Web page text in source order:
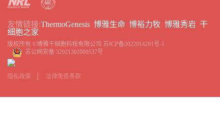
友情链接:ThermoGenesis 博雅生命 博裕力牧 博雅秀岩 干
细胞之家
版权所有 ©博雅干细胞科技有限公司 苏ICP备2022014291号-1
苏公网安备 32021302000537号
隐私政策 法律免责条款